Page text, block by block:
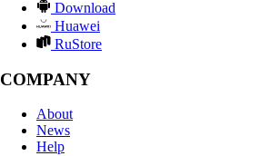
Download
Huawei
RuStore
COMPANY
About
News
Help